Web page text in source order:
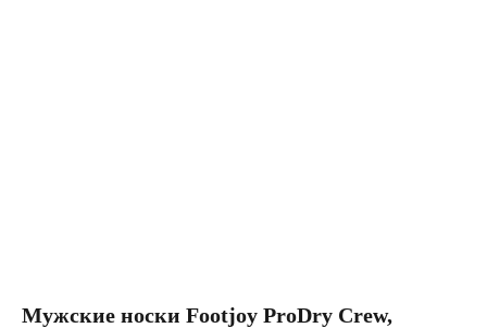
Мужские носки Footjoy ProDry Crew,